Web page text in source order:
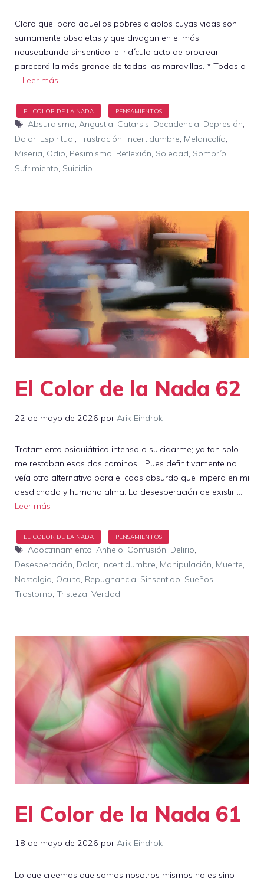
Claro que, para aquellos pobres diablos cuyas vidas son
sumamente obsoletas y que divagan en el más
nauseabundo sinsentido, el ridículo acto de procrear
parecerá la más grande de todas las maravillas. * Todos a
… Leer más
Etiquetas
Absurdismo, Angustia, Catarsis, Decadencia, Depresión,
Dolor, Espiritual, Frustración, Incertidumbre, Melancolía,
Miseria, Odio, Pesimismo, Reflexión, Soledad, Sombrío,
Sufrimiento, Suicidio
El Color de la Nada 62
22 de mayo de 2026 por Arik Eindrok
Tratamiento psiquiátrico intenso o suicidarme; ya tan solo
me restaban esos dos caminos… Pues definitivamente no
veía otra alternativa para el caos absurdo que impera en mi
desdichada y humana alma. La desesperación de existir …
Leer más
Etiquetas
Adoctrinamiento, Anhelo, Confusión, Delirio,
Desesperación, Dolor, Incertidumbre, Manipulación, Muerte,
Nostalgia, Oculto, Repugnancia, Sinsentido, Sueños,
Trastorno, Tristeza, Verdad
El Color de la Nada 61
18 de mayo de 2026 por Arik Eindrok
Lo que creemos que somos nosotros mismos no es sino